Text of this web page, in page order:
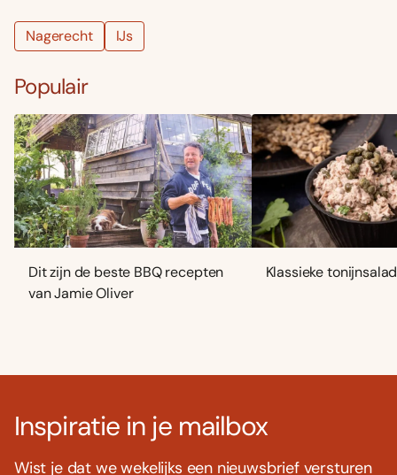
Nagerecht IJs
Populair
Dit zijn de beste BBQ recepten
van Jamie Oliver
Klassieke
Inspiratie in je mailbox
Wist je dat we wekelijks een nieuwsbrief versturen